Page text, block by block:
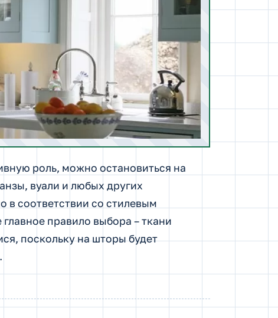
роль, можно остановиться на
вуали и любых других
в соответствии со стилевым
правило выбора – ткани
поскольку на шторы будет